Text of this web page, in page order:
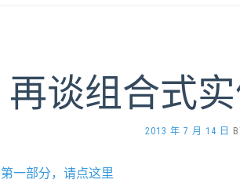
再谈组合式
2013 年 7 月 14 日
第一部分，请点这里